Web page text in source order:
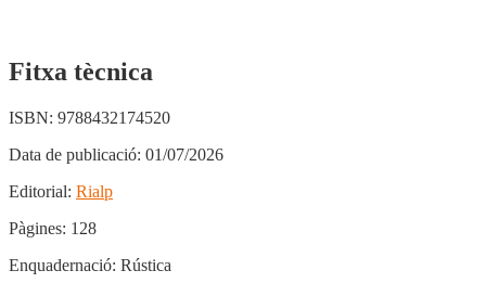
Fitxa tècnica
ISBN: 9788432174520
Data de publicació: 01/07/2026
Editorial: Rialp
Pàgines: 128
Enquadernació: Rústica